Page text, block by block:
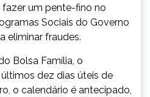
um pente-fino no
Sociais do Governo
eliminar fraudes.
Bolsa Família, o
dez dias úteis de
o calendário é antecipado,